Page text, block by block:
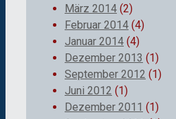
März 2014 (2)
Februar 2014 (4)
Januar 2014 (4)
Dezember 2013 (1)
September 2012 (1)
Juni 2012 (1)
Dezember 2011 (1)